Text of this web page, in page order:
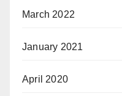
March 2022
January 2021
April 2020